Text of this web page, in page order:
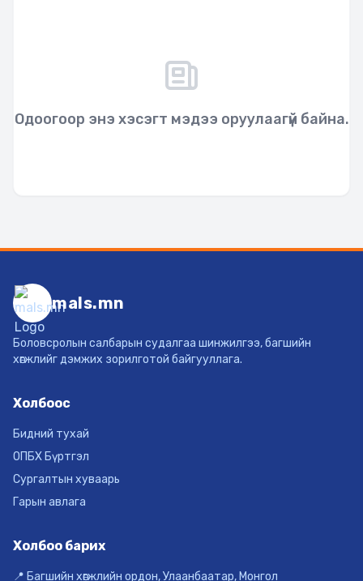
Одоогоор энэ хэсэгт мэдээ оруулаагүй байна.
mals.mn
Боловсролын салбарын судалгаа шинжилгээ, багшийн
хөгжлийг дэмжих зорилготой байгууллага.
Холбоос
Бидний тухай
ОПБХ Бүртгэл
Сургалтын хуваарь
Гарын авлага
Холбоо барих
📍 Багшийн хөгжлийн ордон, Улаанбаатар, Монгол